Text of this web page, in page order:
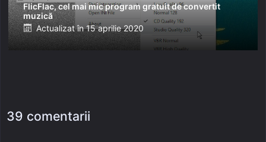
FlicFlac, cel mai mic program gratuit de convertit
muzică
Posted
on
Actualizat în 15 aprilie 2020
39 comentarii